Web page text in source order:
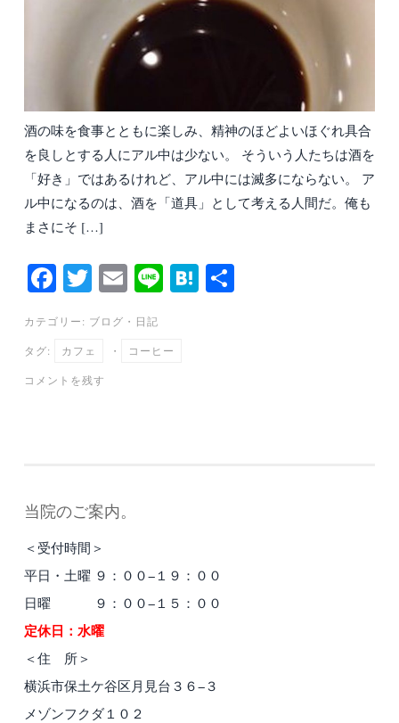
酒の味を食事とともに楽しみ、精神のほどよいほぐれ具合
を良しとする人にアル中は少ない。 そういう人たちは酒を
「好き」ではあるけれど、アル中には滅多にならない。 ア
ル中になるのは、酒を「道具」として考える人間だ。俺も
まさにそ […]
Fa
ce
bo
ok
T
wi
tte
r
E
m
ail
Li H
カテゴリー: ブログ ・ 日記
タグ: カフェ ・ コーヒー
コメントを残す
当院のご案内。
＜受付時間＞
平日・土曜 ９：００−１９：００
日曜 ９：００−１５：００
定休日：水曜
＜住 所＞
横浜市保土ケ谷区月見台３６−３
メゾンフクダ１０２